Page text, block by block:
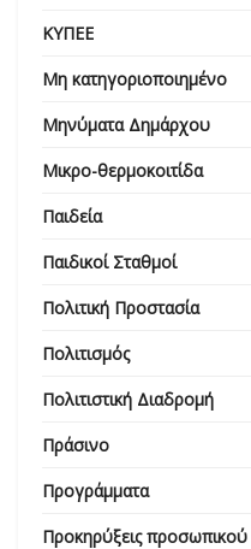
ΚΥΠΕΕ
Μη κατηγοριοποιημένο
Μηνύματα Δημάρχου
Μικρο-θερμοκοιτίδα
Παιδεία
Παιδικοί Σταθμοί
Πολιτική Προστασία
Πολιτισμός
Πολιτιστική Διαδρομή
Πράσινο
Προγράμματα
Προκηρύξεις προσωπικού